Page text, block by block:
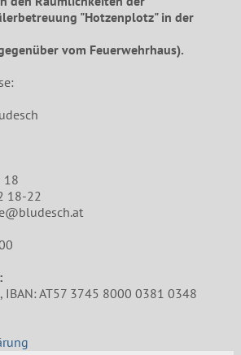
"Hotzenplotz" in der
vom Feuerwehrhaus).
18
18-22
IBAN: AT57 3745 8000 0381 0348